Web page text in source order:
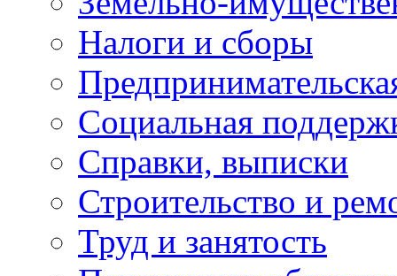
Налоги и сборы
Социальная
Справки, выписки
Строительство и
Труд и занятость